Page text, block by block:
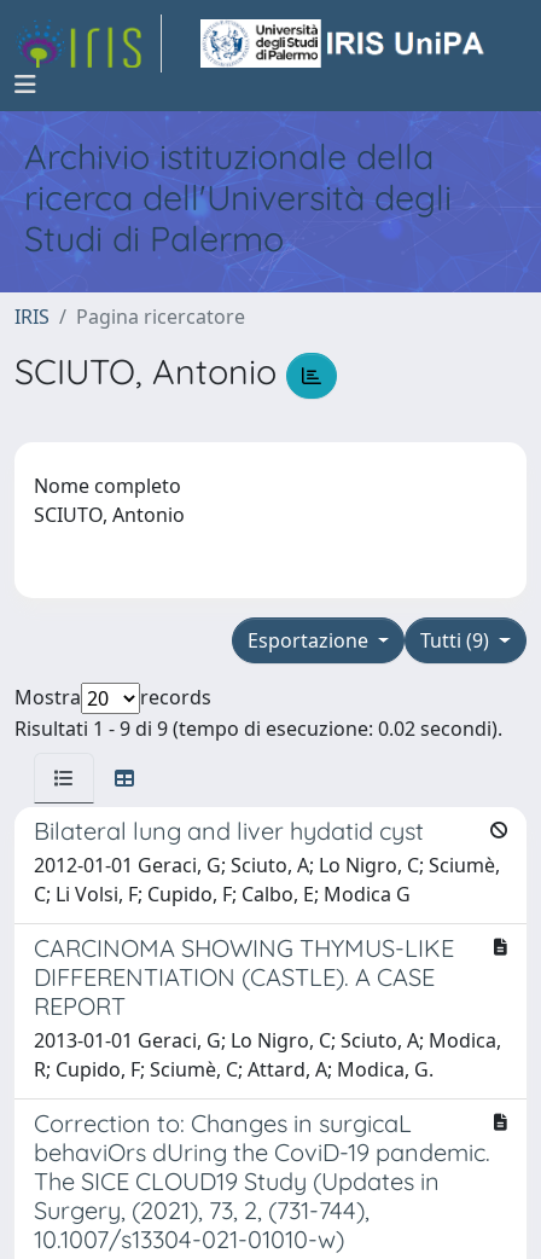
Archivio istituzionale della
ricerca dell'Università degli
Studi di Palermo
IRIS Pagina ricercatore
SCIUTO, Antonio
Nome completo
SCIUTO, Antonio
Tutti (9)
Esportazione
Mostra
records
Risultati 1 - 9 di 9 (tempo di esecuzione: 0.02 secondi).
Bilateral lung and liver hydatid cyst
2012-01-01 Geraci, G; Sciuto, A; Lo Nigro, C; Sciumè,
C; Li Volsi, F; Cupido, F; Calbo, E; Modica G
CARCINOMA SHOWING THYMUS-LIKE
DIFFERENTIATION (CASTLE). A CASE
REPORT
2013-01-01 Geraci, G; Lo Nigro, C; Sciuto, A; Modica,
R; Cupido, F; Sciumè, C; Attard, A; Modica, G.
Correction to: Changes in surgicaL
behaviOrs dUring the CoviD-19 pandemic.
The SICE CLOUD19 Study (Updates in
Surgery, (2021), 73, 2, (731-744),
10.1007/s13304-021-01010-w)